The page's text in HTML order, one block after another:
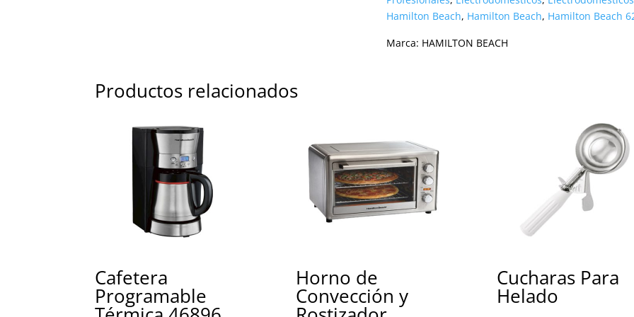
Hamilton Beach, Hamilton Beach, Hamilton Beach
Marca: HAMILTON BEACH
Productos relacionados
Cafetera
Programable
Horno de
Convección y
Cucharas Para
Helado